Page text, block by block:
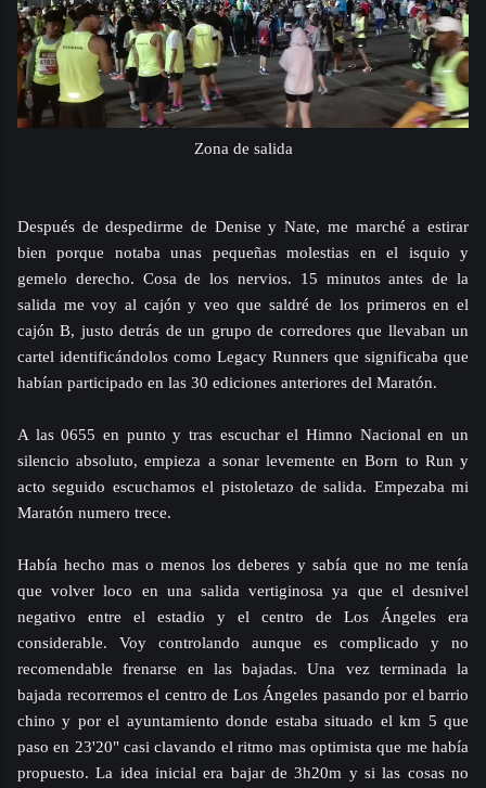
Zona de salida
Después de despedirme de Denise y Nate, me marché a estirar
bien porque notaba unas pequeñas molestias en el isquio y
gemelo derecho. Cosa de los nervios. 15 minutos antes de la
salida me voy al cajón y veo que saldré de los primeros en el
cajón B, justo detrás de un grupo de corredores que llevaban un
cartel identificándolos como Legacy Runners que significaba que
habían participado en las 30 ediciones anteriores del Maratón.
A las 0655 en punto y tras escuchar el Himno Nacional en un
silencio absoluto, empieza a sonar levemente en Born to Run y
acto seguido escuchamos el pistoletazo de salida. Empezaba mi
Maratón numero trece.
Había hecho mas o menos los deberes y sabía que no me tenía
que volver loco en una salida vertiginosa ya que el desnivel
negativo entre el estadio y el centro de Los Ángeles era
considerable. Voy controlando aunque es complicado y no
recomendable frenarse en las bajadas. Una vez terminada la
bajada recorremos el centro de Los Ángeles pasando por el barrio
chino y por el ayuntamiento donde estaba situado el km 5 que
paso en 23'20" casi clavando el ritmo mas optimista que me había
propuesto. La idea inicial era bajar de 3h20m y si las cosas no